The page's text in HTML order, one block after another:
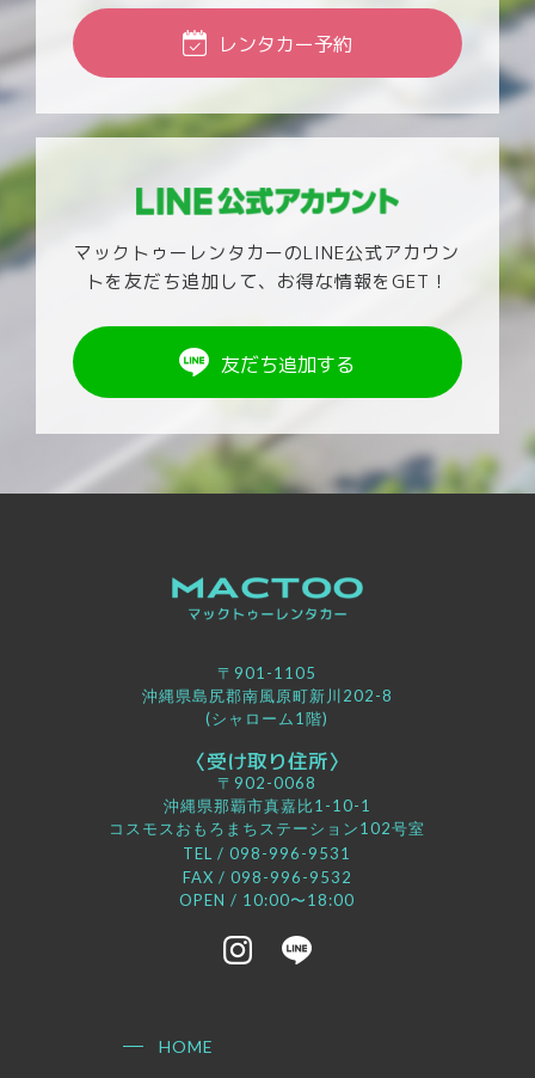
レンタカー予約
マックトゥーレンタカーのLINE公式アカウン
トを友だち追加して、お得な情報をGET！
友だち追加する
〒901-1105
沖縄県島尻郡南風原町新川202-8
(シャローム1階)
〈受け取り住所〉
〒902-0068
沖縄県那覇市真嘉比1-10-1
コスモスおもろまちステーション102号室
TEL /098-996-9531
FAX / 098-996-9532
OPEN / 10:00〜18:00
HOME